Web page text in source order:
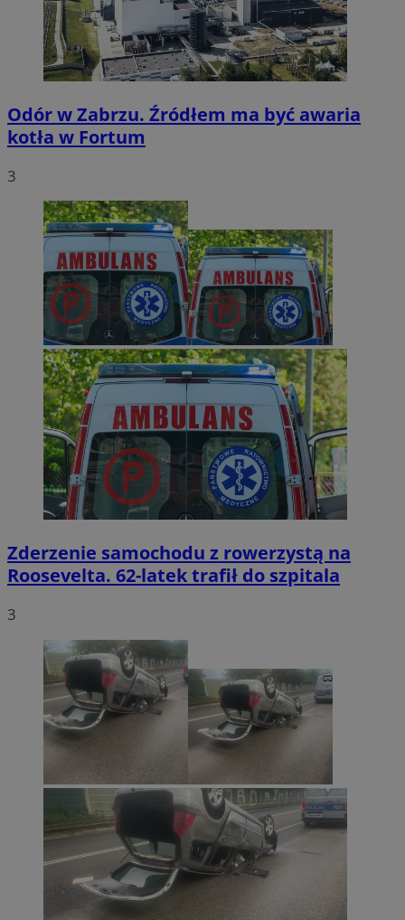
Odór w Zabrzu. Źródłem ma być awaria
kotła w Fortum
3
Zderzenie samochodu z rowerzystą na
Roosevelta. 62-latek trafił do szpitala
3